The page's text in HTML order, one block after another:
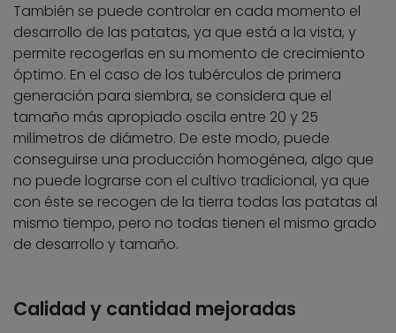
También se puede controlar en cada momento el
desarrollo de las patatas, ya que está a la vista, y
permite recogerlas en su momento de crecimiento
óptimo. En el caso de los tubérculos de primera
generación para siembra, se considera que el
tamaño más apropiado oscila entre 20 y 25
milímetros de diámetro. De este modo, puede
conseguirse una producción homogénea, algo que
no puede lograrse con el cultivo tradicional, ya que
con éste se recogen de la tierra todas las patatas al
mismo tiempo, pero no todas tienen el mismo grado
de desarrollo y tamaño.
Calidad y cantidad mejoradas